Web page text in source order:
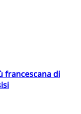
francescana di